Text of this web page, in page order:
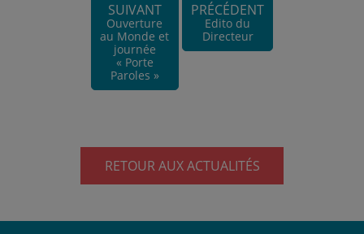
SUIVANT
Ouverture
au Monde et
journée
« Porte
Paroles »
PRÉCÉDENT
Edito du
Directeur
RETOUR AUX ACTUALITÉS